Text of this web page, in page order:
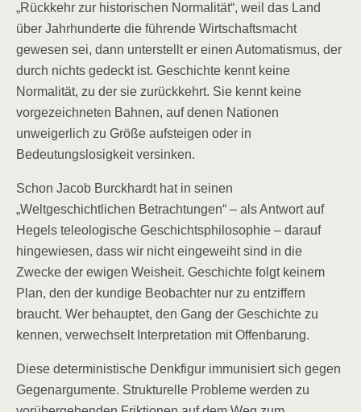
„Rückkehr zur historischen Normalität“, weil das Land
über Jahrhunderte die führende Wirtschaftsmacht
gewesen sei, dann unterstellt er einen Automatismus, der
durch nichts gedeckt ist. Geschichte kennt keine
Normalität, zu der sie zurückkehrt. Sie kennt keine
vorgezeichneten Bahnen, auf denen Nationen
unweigerlich zu Größe aufsteigen oder in
Bedeutungslosigkeit versinken.
Schon Jacob Burckhardt hat in seinen
„Weltgeschichtlichen Betrachtungen“ – als Antwort auf
Hegels teleologische Geschichtsphilosophie – darauf
hingewiesen, dass wir nicht eingeweiht sind in die
Zwecke der ewigen Weisheit. Geschichte folgt keinem
Plan, den der kundige Beobachter nur zu entziffern
braucht. Wer behauptet, den Gang der Geschichte zu
kennen, verwechselt Interpretation mit Offenbarung.
Diese deterministische Denkfigur immunisiert sich gegen
Gegenargumente. Strukturelle Probleme werden zu